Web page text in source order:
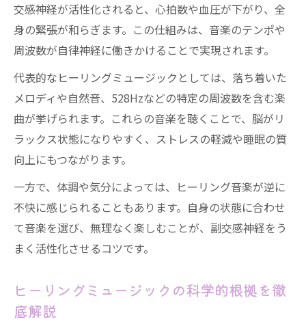
交感神経が活性化されると、心拍数や血圧が下がり、全
身の緊張が和らぎます。この仕組みは、音楽のテンポや
周波数が自律神経に働きかけることで実現されます。
代表的なヒーリングミュージックとしては、落ち着いた
メロディや自然音、528Hzなどの特定の周波数を含む楽
曲が挙げられます。これらの音楽を聴くことで、脳がリ
ラックス状態になりやすく、ストレスの軽減や睡眠の質
向上にもつながります。
一方で、体調や気分によっては、ヒーリング音楽が逆に
不快に感じられることもあります。自身の状態に合わせ
て音楽を選び、無理なく楽しむことが、副交感神経をう
まく活性化させるコツです。
ヒーリングミュージックの科学的根拠を徹
底解説